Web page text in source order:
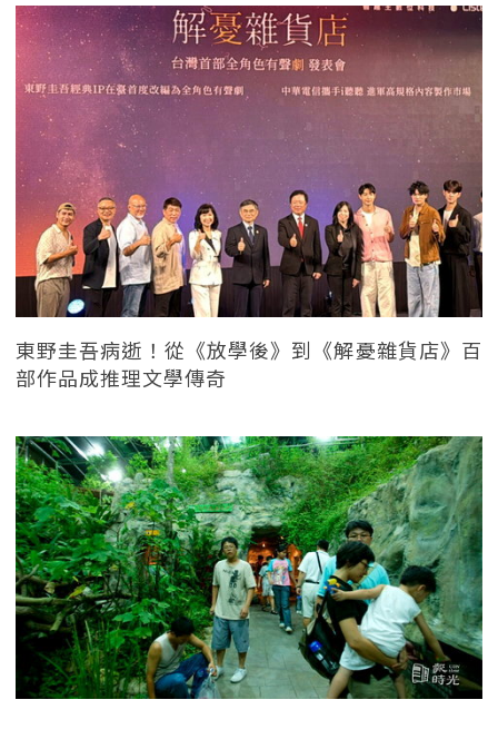
東野圭吾病逝！從《放學後》到《解憂雜貨店》百
部作品成推理文學傳奇